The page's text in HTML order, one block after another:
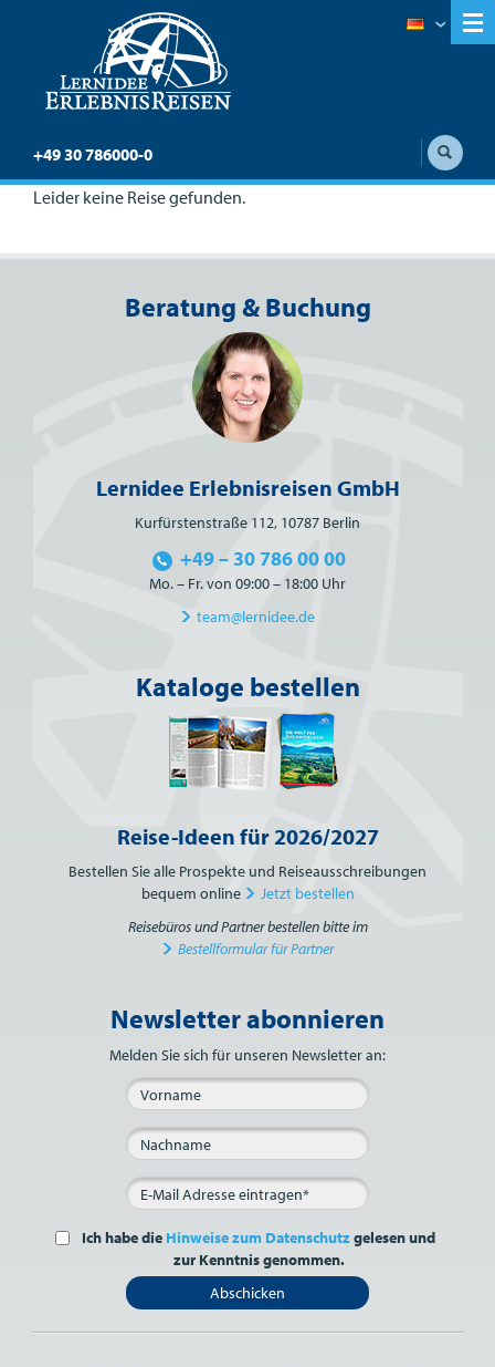
+49 30 786000-0
Leider keine Reise gefunden.
Beratung & Buchung
Lernidee Erlebnisreisen GmbH
Kurfürstenstraße 112, 10787 Berlin
+49 – 30 786 00 00
Mo. – Fr. von 09:00 – 18:00 Uhr
team@lernidee.de
Kataloge bestellen
Reise-Ideen für 2026/2027
Bestellen Sie alle Prospekte und Reiseausschreibungen
bequem online
Jetzt bestellen
Reisebüros und Partner bestellen bitte im
Bestellformular für Partner
Bitte nicht ausfüllen.
Newsletter abonnieren
Melden Sie sich für unseren Newsletter an:
Ich habe die Hinweise zum Datenschutzgelesen und
zur Kenntnis genommen.
Abschicken